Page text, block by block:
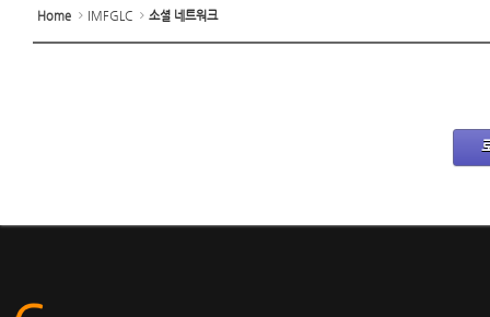
Home IMFGLC 소셜 네트워크